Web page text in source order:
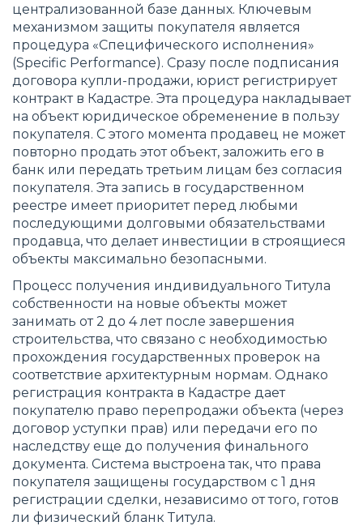
централизованной базе данных. Ключевым
механизмом защиты покупателя является
процедура «Специфического исполнения»
(Specific Performance). Сразу после подписания
договора купли-продажи, юрист регистрирует
контракт в Кадастре. Эта процедура накладывает
на объект юридическое обременение в пользу
покупателя. С этого момента продавец не может
повторно продать этот объект, заложить его в
банк или передать третьим лицам без согласия
покупателя. Эта запись в государственном
реестре имеет приоритет перед любыми
последующими долговыми обязательствами
продавца, что делает инвестиции в строящиеся
объекты максимально безопасными.
Процесс получения индивидуального Титула
собственности на новые объекты может
занимать от 2 до 4 лет после завершения
строительства, что связано с необходимостью
прохождения государственных проверок на
соответствие архитектурным нормам. Однако
регистрация контракта в Кадастре дает
покупателю право перепродажи объекта (через
договор уступки прав) или передачи его по
наследству еще до получения финального
документа. Система выстроена так, что права
покупателя защищены государством с 1 дня
регистрации сделки, независимо от того, готов
ли физический бланк Титула.